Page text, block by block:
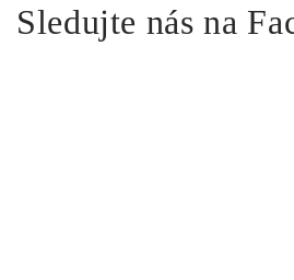
Sledujte nás na